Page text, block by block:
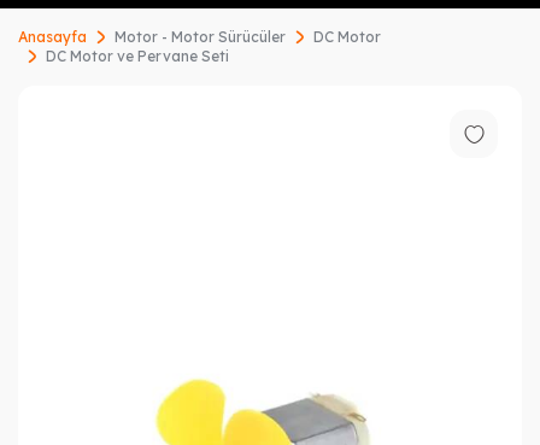
Anasayfa Motor - Motor Sürücüler
DC Motor
DC Motor ve Pervane Seti